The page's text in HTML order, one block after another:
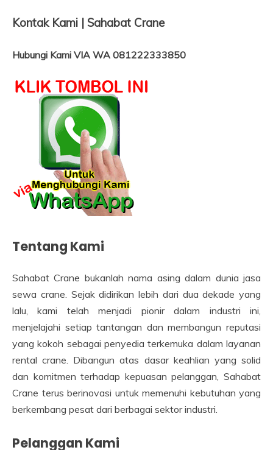
Kontak Kami | Sahabat Crane
Hubungi Kami VIA WA 081222333850
Tentang Kami
Sahabat Crane bukanlah nama asing dalam dunia jasa
sewa crane. Sejak didirikan lebih dari dua dekade yang
lalu, kami telah menjadi pionir dalam industri ini,
menjelajahi setiap tantangan dan membangun reputasi
yang kokoh sebagai penyedia terkemuka dalam layanan
rental crane. Dibangun atas dasar keahlian yang solid
dan komitmen terhadap kepuasan pelanggan, Sahabat
Crane terus berinovasi untuk memenuhi kebutuhan yang
berkembang pesat dari berbagai sektor industri.
Pelanggan Kami